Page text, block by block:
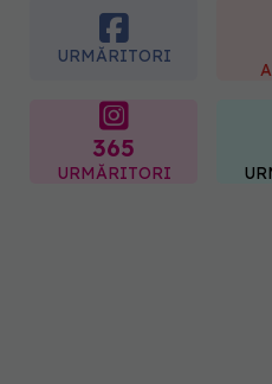
acționează
08.08.2026,
URMĂRITORI
365
URMĂRITORI